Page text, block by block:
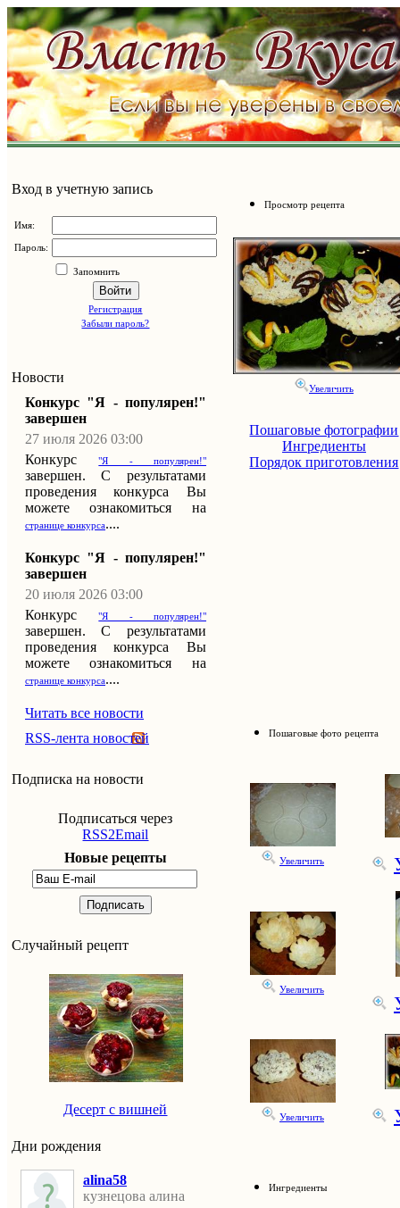
Вход в учетную запись
Имя:
Пароль:
Запомнить
Войти
Регистрация
Забыли пароль?
Новости
Конкурс "Я - популярен!"
завершен
27 июля 2026 03:00
Конкурс"Я - популярен!"
завершен. С результатами
проведения конкурса Вы
можете ознакомиться на
странице конкурса....
Конкурс "Я - популярен!"
завершен
20 июля 2026 03:00
Конкурс"Я - популярен!"
завершен. С результатами
проведения конкурса Вы
можете ознакомиться на
странице конкурса....
Читать все новости
RSS-лента новостей
Подписка на новости
Подписаться через
RSS2Email
Новые рецепты
Подписать
Случайный рецепт
Десерт с вишней
Дни рождения
alina58
кузнецова алина
Просмотр рецепта
Увеличить
Пошаговые фотографии
Ингредиенты
Порядок приготовления
Пошаговые фото рецепта
Увеличить
Увеличить
Увеличить
Ингредиенты